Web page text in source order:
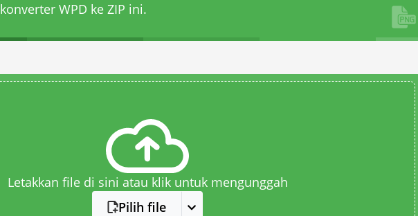
konverter WPD ke ZIP ini.
Letakkan file di sini atau klik untuk mengunggah
Pilih file